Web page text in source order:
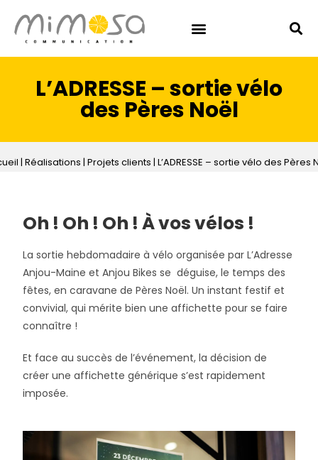
L’ADRESSE – sortie vélo
des Pères Noël
| Réalisations | Projets clients | L’ADRESSE – sortie vélo des Pères
Oh ! Oh ! Oh ! À vos vélos !
La sortie hebdomadaire à vélo organisée par L’Adresse
Anjou-Maine et Anjou Bikes se déguise, le temps des
fêtes, en caravane de Pères Noël. Un instant festif et
convivial, qui mérite bien une affichette pour se faire
connaître !
Et face au succès de l’événement, la décision de
créer une affichette générique s’est rapidement
imposée.